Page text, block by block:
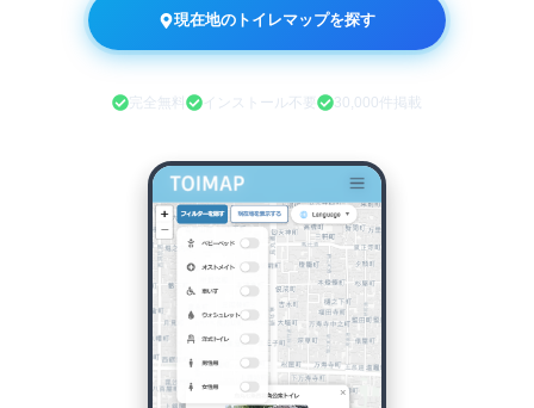
現在地のトイレマップを探す
完全無料 インストール不要 30,000件掲載